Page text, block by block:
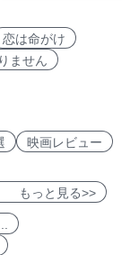
恋は命がけ
ません
映画レビュー
っと見る>>